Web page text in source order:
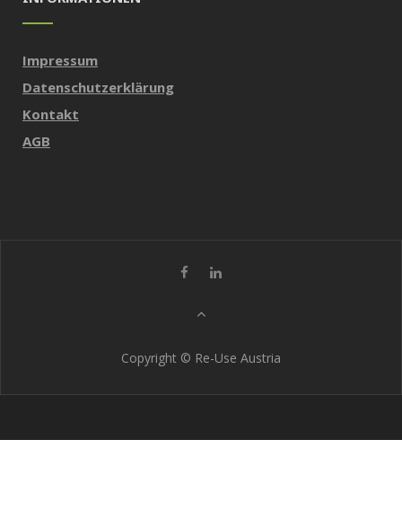
Impressum
Datenschutzerklärung
Kontakt
AGB
Copyright © Re-Use Austria